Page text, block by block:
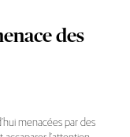
des
menacées par des